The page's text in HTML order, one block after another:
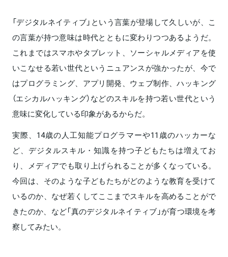
「デジタルネイティブ」という言葉が登場して久しいが、こ
の言葉が持つ意味は時代とともに変わりつつあるようだ。
これまではスマホやタブレット、ソーシャルメディアを使
いこなせる若い世代というニュアンスが強かったが、今で
はプログラミング、アプリ開発、ウェブ制作、ハッキング
（エシカルハッキング）などのスキルを持つ若い世代という
意味に変化している印象があるからだ。
実際、14歳の人工知能プログラマーや11歳のハッカーな
ど、デジタルスキル・知識を持つ子どもたちは増えてお
り、メディアでも取り上げられることが多くなっている。
今回は、そのような子どもたちがどのような教育を受けて
いるのか、なぜ若くしてここまでスキルを高めることがで
きたのか、など「真のデジタルネイティブ」が育つ環境を考
察してみたい。